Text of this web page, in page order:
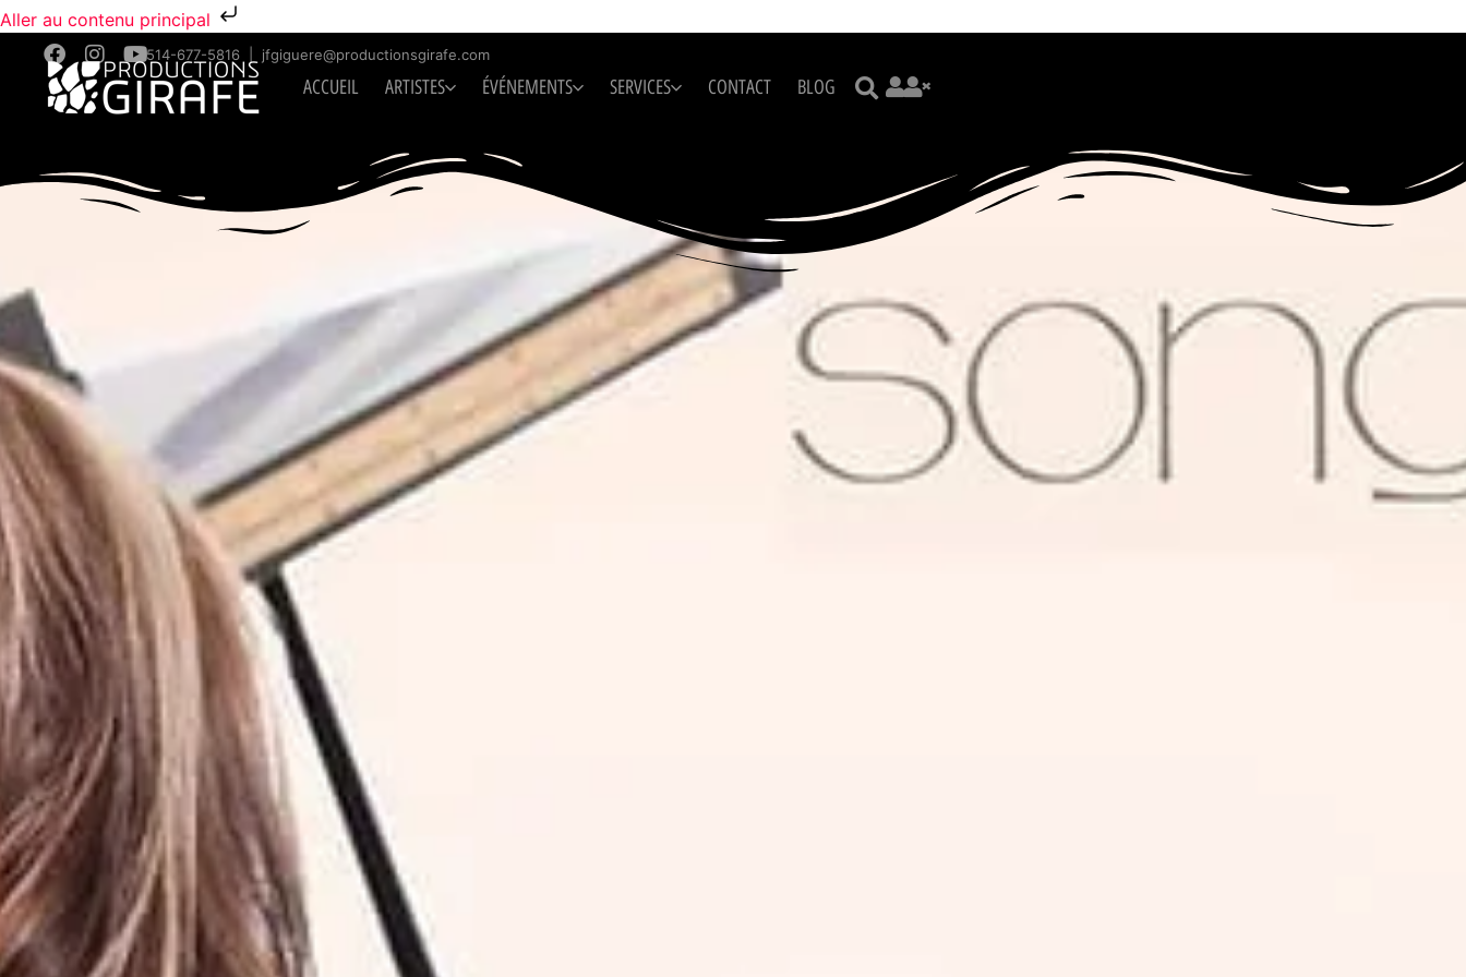
Aller au contenu principal
514-677-5816 jfgiguere@productionsgirafe.com
ACCUEIL ARTISTES ÉVÉNEMENTS SERVICES CONTACT BLOG